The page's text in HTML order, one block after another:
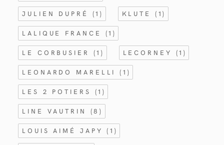
JULIEN DUPRÉ (1) KLUTE (1)
LALIQUE FRANCE (1)
LE CORBUSIER (1) LECORNEY (1)
LEONARDO MARELLI(1)
LES 2 POTIERS (1)
LINE VAUTRIN (8)
LOUIS AIMÉ JAPY(1)